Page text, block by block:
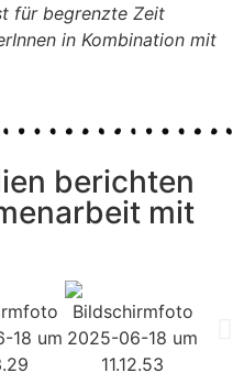
für begrenzte Zeit
in Kombination mit
berichten
mit